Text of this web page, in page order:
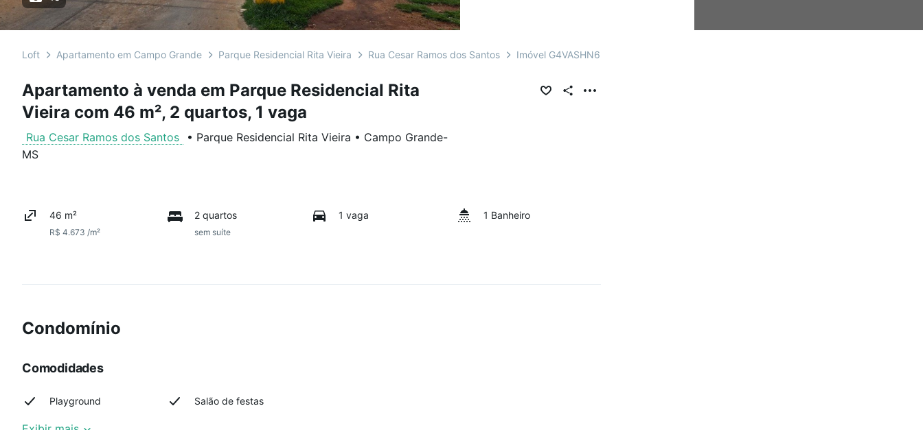
Loft Apartamento em Campo Grande Parque Residencial Rita Vieira Rua Cesar Ramos dos Santos Imóvel G4VASHN6
Apartamento à venda em Parque Residencial Rita
Vieira com 46 m², 2 quartos, 1 vaga
Rua Cesar Ramos dos Santos • Parque Residencial Rita Vieira • Campo Grande-
MS
46 m²
R$ 4.673 /m²
2 quartos
sem suíte
1 vaga 1 Banheiro
Condomínio
Comodidades
Playground Salão de festas